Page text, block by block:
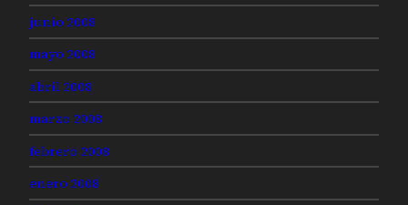
junio 2008
mayo 2008
abril 2008
marzo 2008
febrero 2008
enero 2008